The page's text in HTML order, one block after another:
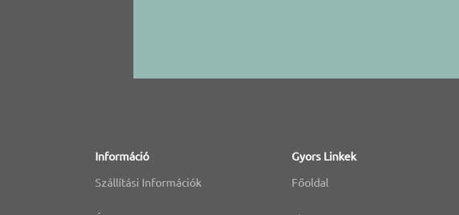
Információ
Szállítási Információk
Gyors Linkek
Főoldal